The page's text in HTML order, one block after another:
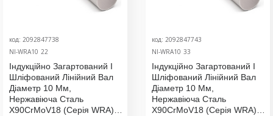
код: 2092847738
NI-WRA10_22
Індукційно Загартований І
Шліфований Лінійний Вал
Діаметр 10 Мм,
Нержавіюча Сталь
X90CrMoV18 (серія WRA),
код: 2092847743
NI-WRA10_33
Індукційно Загартований І
Шліфований Лінійний Вал
Діаметр 10 Мм,
Нержавіюча Сталь
X90CrMoV18 (серія WRA),